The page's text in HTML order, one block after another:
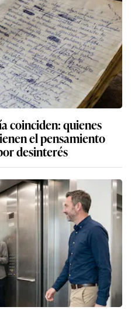
coinciden: quienes
el pensamiento
desinterés